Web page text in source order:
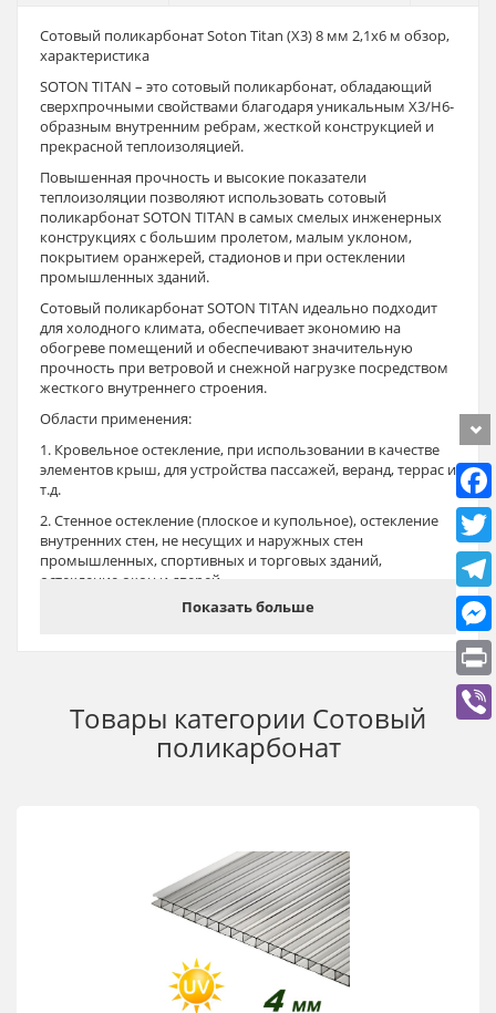
Сотовый поликарбонат Soton Titan (Х3) 8 мм 2,1х6 м обзор,
характеристика
SOTON TITAN – это сотовый поликарбонат, обладающий
сверхпрочными свойствами благодаря уникальным Х3/Н6-
образным внутренним ребрам, жесткой конструкцией и
прекрасной теплоизоляцией.
Повышенная прочность и высокие показатели
теплоизоляции позволяют использовать сотовый
поликарбонат SOTON TITAN в самых смелых инженерных
конструкциях с большим пролетом, малым уклоном,
покрытием оранжерей, стадионов и при остеклении
промышленных зданий.
Сотовый поликарбонат SOTON TITAN идеально подходит
для холодного климата, обеспечивает экономию на
обогреве помещений и обеспечивают значительную
прочность при ветровой и снежной нагрузке посредством
жесткого внутреннего строения.
Области применения:
1. Кровельное остекление, при использовании в качестве
элементов крыш, для устройства пассажей, веранд, террас и
т.д.
2. Стенное остекление (плоское и купольное), остекление
внутренних стен, не несущих и наружных стен
промышленных, спортивных и торговых зданий,
остекление окон и дверей.
3. Зенитные фонари, подвесные светорассеивающие
5. Парковка, навесы, АЗС, крытые автостоянки,
шумоизоляционные экраны.
двориков, детских площадок и беседок.
8. Арочные перекрытия, козырьки, ограждения, навесы,
туннели, переходы, пешеходные галереи, внутренние
светопрозрачные перегородки.
9. Светопрозрачные перекрытия спортивных сооружений
и выставочных объектов.
10. Остекление объектов сельскохозяйственного
Показать больше
Товары категории Сотовый
поликарбонат